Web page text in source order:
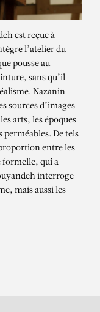
est reçue à
l’atelier du
pousse au
sans qu’il
Nazanin
sources d’images
arts, les époques
perméables. De tels
entre les
formelle, qui a
interroge
mais aussi les